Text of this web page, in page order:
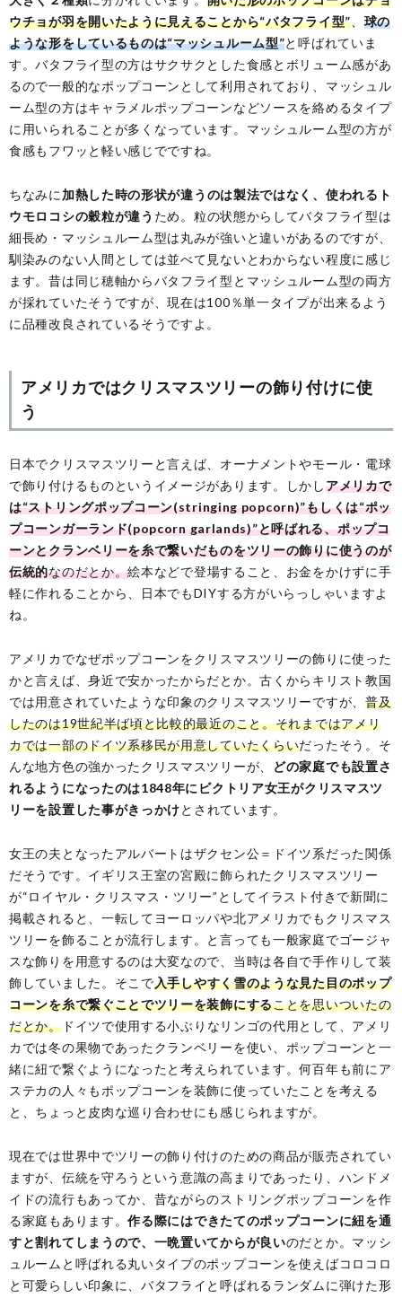
ウチョが羽を開いたように見えることから“バタフライ型”、 球の
ような形をしているものは“マッシュルーム型”と呼ばれていま
す。バタフライ型の方はサクサクとした食感とボリューム感があ
るので一般的なポップコーンとして利用されており、マッシュル
ーム型の方はキャラメルポップコーンなどソースを絡めるタイプ
に用いられることが多くなっています。マッシュルーム型の方が
食感もフワッと軽い感じでですね。
ちなみに 加熱した時の形状が違うのは製法ではなく、使われるト
ウモロコシの穀粒が違う ため。粒の状態からしてバタフライ型は
細長め・マッシュルーム型は丸みが強いと違いがあるのですが、
馴染みのない人間としては並べて見ないとわからない程度に感じ
ます。昔は同じ穂軸からバタフライ型とマッシュルーム型の両方
が採れていたそうですが、現在は100％単一タイプが出来るよう
に品種改良されているそうですよ。
アメリカではクリスマスツリーの飾り付けに使
う
日本でクリスマスツリーと言えば、オーナメントやモール・電球
で飾り付けるものというイメージがあります。しかしアメリカで
は“ストリングポップコーン(stringing popcorn)”もしくは“ポッ
プコーンガーランド(popcorn garlands)”と呼ばれる、ポップコ
ーンとクランベリーを糸で繋いだものをツリーの飾りに使うのが
伝統的なのだとか。絵本などで登場すること、お金をかけずに手
軽に作れることから、日本でもDIYする方がいらっしゃいますよ
ね。
アメリカでなぜポップコーンをクリスマスツリーの飾りに使った
かと言えば、身近で安かったからだとか。古くからキリスト教国
では用意されていたような印象のクリスマスツリーですが、 普及
したのは19世紀半ば頃と比較的最近のこと。それまではアメリ
カでは一部のドイツ系移民が用意していたくらいだったそう。そ
んな地方色の強かったクリスマスツリーが、
どの家庭でも設置さ
れるようになったのは1848年にビクトリア女王がクリスマスツ
リーを設置した事がきっかけとされています。
女王の夫となったアルバートはザクセン公＝ドイツ系だった関係
だそうです。イギリス王室の宮殿に飾られたクリスマスツリー
が“ロイヤル・クリスマス・ツリー”としてイラスト付きで新聞に
掲載されると、一転してヨーロッパや北アメリカでもクリスマス
ツリーを飾ることが流行します。と言っても一般家庭でゴージャ
スな飾りを用意するのは大変なので、当時は各自で手作りして装
飾していました。そこで入手しやすく雪のような見た目のポップ
コーンを糸で繋ぐことでツリーを装飾にすることを思いついたの
だとか。ドイツで使用する小ぶりなリンゴの代用として、アメリ
カでは冬の果物であったクランベリーを使い、ポップコーンと一
緒に紐で繋ぐようになったと考えられています。何百年も前にア
ステカの人々もポップコーンを装飾に使っていたことを考える
と、ちょっと皮肉な巡り合わせにも感じられますが。
現在では世界中でツリーの飾り付けのための商品が販売されてい
ますが、伝統を守ろうという意識の高まりであったり、ハンドメ
イドの流行もあってか、昔ながらのストリングポップコーンを作
る家庭もあります。作る際にはできたてのポップコーンに紐を通
すと割れてしまうので、一晩置いてからが良いのだとか。マッシ
ュルームと呼ばれる丸いタイプのポップコーンを使えばコロコロ
と可愛らしい印象に、バタフライと呼ばれるランダムに弾けた形